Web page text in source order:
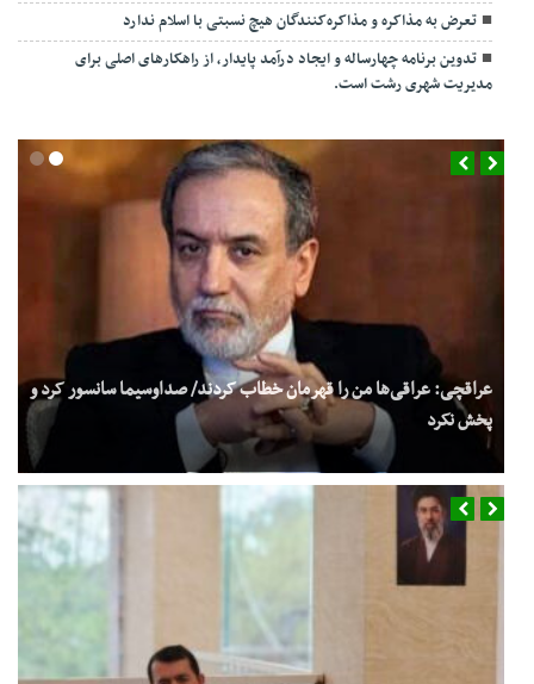
تعرض به مذاکره و مذاکره‌کنندگان هیچ نسبتی با اسلام ندارد
تدوین برنامه چهارساله و ایجاد درآمد پایدار، از راهکارهای اصلی برای
مدیریت شهری رشت است.
عراقچی: عراقی‌ها من را قهرمان خطاب کردند/ صداوسیما سانسور کرد و
پخش نکرد